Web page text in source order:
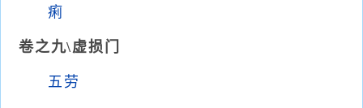
痢
卷之九\虚损门
五劳